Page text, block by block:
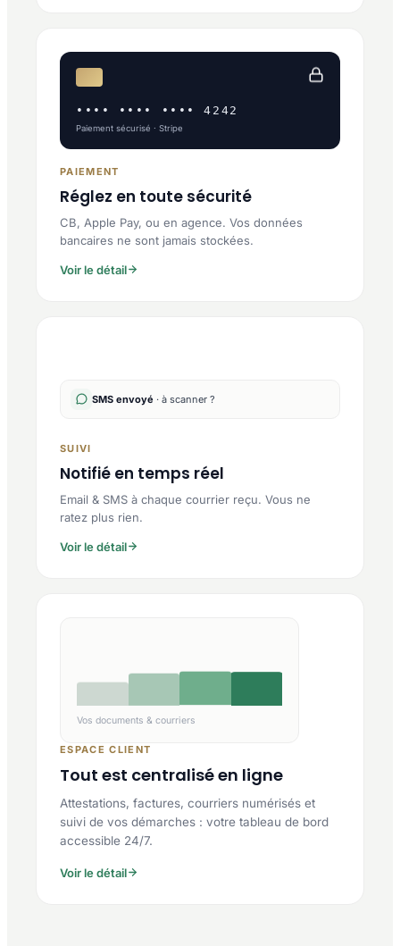
•••• •••• •••• 4242
Paiement sécurisé · Stripe
PAIEMENT
Réglez en toute sécurité
CB, Apple Pay, ou en agence. Vos données
bancaires ne sont jamais stockées.
Voir le détail
SMS envoyé · à scanner ?
SUIVI
Notifié en temps réel
Email & SMS à chaque courrier reçu. Vous ne
ratez plus rien.
Voir le détail
Vos documents & courriers
ESPACE CLIENT
Tout est centralisé en ligne
Attestations, factures, courriers numérisés et
suivi de vos démarches : votre tableau de bord
accessible 24/7.
Voir le détail